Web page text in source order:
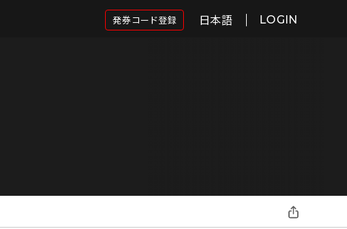
発券コード登録 日本語 LOGIN